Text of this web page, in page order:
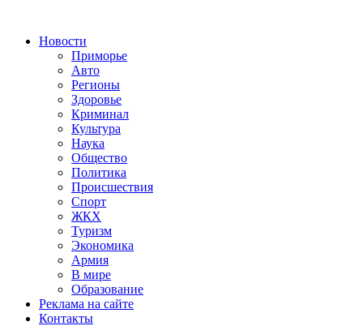
Новости
Приморье
Авто
Регионы
Здоровье
Криминал
Культура
Наука
Общество
Политика
Происшествия
Спорт
ЖКХ
Туризм
Экономика
Армия
В мире
Образование
Реклама на сайте
Контакты